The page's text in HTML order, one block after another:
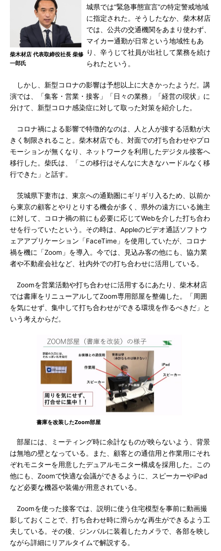
柴木材店 代表取締役社長 柴修
一郎氏
城県では“緊急事態宣言”の特定警戒地域
に指定された。そうしたなか、柴木材店
では、公共の交通機関をあまり使わず、
マイカー通勤が日常という地域性もあ
り、辛うじて社員が出社して業務を続け
られたという。
しかし、新型コロナの影響は予想以上に大きかったようだ。講
演では、「集客・営業・接客」「日々の業務」「経営の現状」に
分けて、新型コロナ感染症に対して取った対策を紹介した。
コロナ禍による影響で特徴的なのは、人と人が接する活動が大
きく制限されること。柴木材店でも、対面での打ち合わせやプロ
モーションが無くなり、ネットワークを利用したデジタル接客へ
移行した。柴氏は、「この移行はそんなに大きなハードルなく移
行できた」と話す。
茨城県下妻市は、東京への通勤圏にギリギリ入るため、以前か
ら東京の顧客とやりとりする機会が多く、県外の遠方にいる施主
に対して、コロナ禍の前にも必要に応じてWebを介した打ち合わ
せを行っていたという。その時は、Appleのビデオ通話ソフトウ
ェアアプリケーション「FaceTime」を使用していたが、コロナ
禍を機に「Zoom」を導入。今では、見込み客の他にも、協力業
者や不動産会社など、社内外での打ち合わせに活用している。
Zoomを営業活動や打ち合わせに活用するにあたり、柴木材店
では書庫をリニューアルしてZoom専用部屋を整備した。「周囲
を気にせず、集中して打ち合わせができる環境を作るべきだ」と
いう考えからだ。
書庫を改装したZoom部屋
部屋には、ミーティング時に余計なものが映らないよう、背景
は無地の壁となっている。また、顧客との通信用と作業用にそれ
ぞれモニターを用意したデュアルモニター構成を採用した。この
他にも、Zoomで快適な会議ができるように、スピーカーやiPad
など必要な機器や装備が用意されている。
Zoomを使った接客では、説明に使う住宅模型を事前に動画撮
影しておくことで、打ち合わせ時に滑らかな再生ができるよう工
夫している。その後、ジンバルに装着したカメラで、各部を映し
ながら詳細にリアルタイムで解説する。